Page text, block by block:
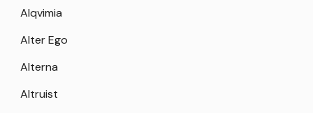
Alqvimia
Alter Ego
Alterna
Altruist